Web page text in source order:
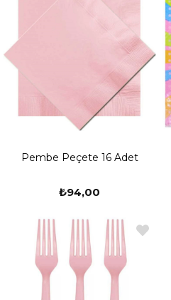
Pembe Peçete 16 Adet
₺94,00